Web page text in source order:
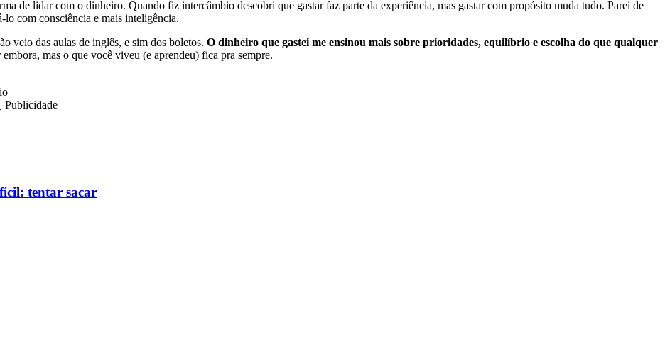
de lidar com o dinheiro. Quando fiz intercâmbio descobri que gastar faz parte da experiência, mas gastar com propósito muda tudo. Parei de
com consciência e mais inteligência.
veio das aulas de inglês, e sim dos boletos. O dinheiro que gastei me ensinou mais sobre prioridades, equilíbrio e escolha do que qualquer
mas o que você viveu (e aprendeu) fica pra sempre.
Publicidade
tentar sacar